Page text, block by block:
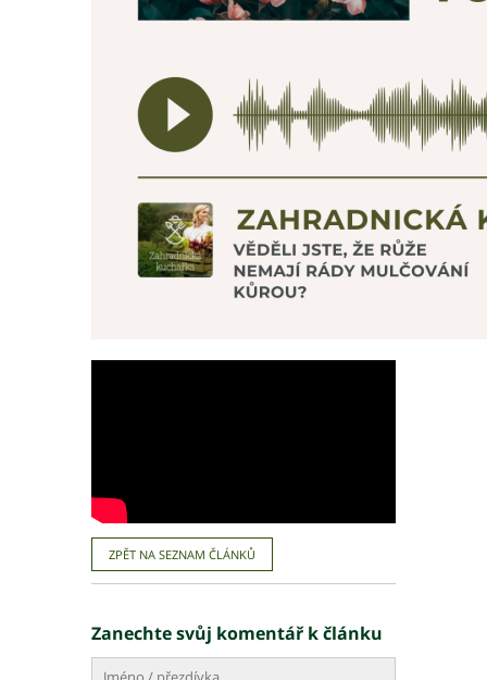
Základní kontaktní údaje
Výrobní závody
Zahradní centra a podnikové prodejny
ZPĚT NA SEZNAM ČLÁNKŮ
Zanechte svůj komentář k článku